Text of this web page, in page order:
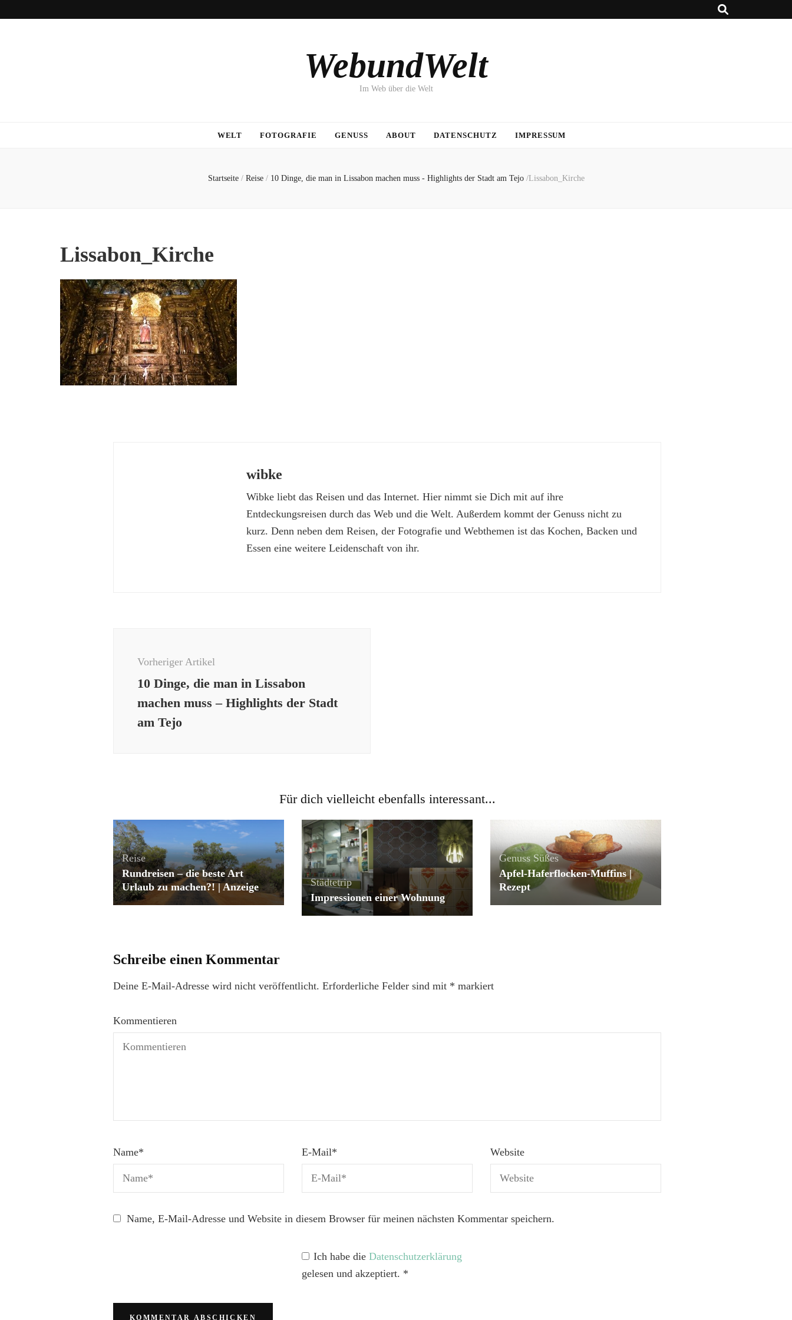
WebundWelt
Im Web über die Welt
WELT FOTOGRAFIE GENUSS ABOUT DATENSCHUTZ IMPRESSUM
Startseite / Reise / 10 Dinge, die man in Lissabon machen muss - Highlights der Stadt am Tejo /Lissabon_Kirche
Lissabon_Kirche
wibke
Wibke liebt das Reisen und das Internet. Hier nimmt sie Dich mit auf ihre
Entdeckungsreisen durch das Web und die Welt. Außerdem kommt der Genuss nicht zu
kurz. Denn neben dem Reisen, der Fotografie und Webthemen ist das Kochen, Backen und
Essen eine weitere Leidenschaft von ihr.
Vorheriger Artikel
10 Dinge, die man in Lissabon
machen muss – Highlights der Stadt
am Tejo
Für dich vielleicht ebenfalls interessant...
Reise
Rundreisen – die beste Art
Urlaub zu machen?! | Anzeige
Städtetrip
Impressionen einer Wohnung
Genuss Süßes
Apfel-Haferflocken-Muffins |
Rezept
Schreibe einen Kommentar
Deine E-Mail-Adresse wird nicht veröffentlicht. Erforderliche Felder sind mit * markiert
Kommentieren
Name* E-Mail* Website
Name, E-Mail-Adresse und Website in diesem Browser für meinen nächsten Kommentar speichern.
Ich habe die Datenschutzerklärung
gelesen und akzeptiert. *